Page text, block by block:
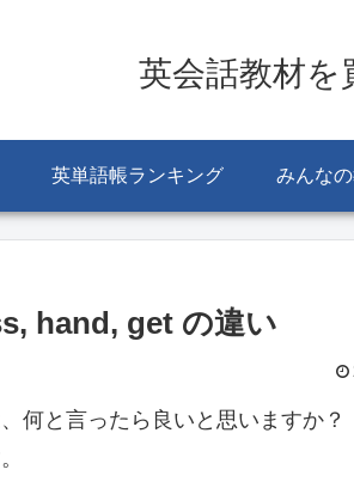
英会話教材を
英単語帳ランキング みんな
hand, get の違い
何と言ったら良いと思いますか？